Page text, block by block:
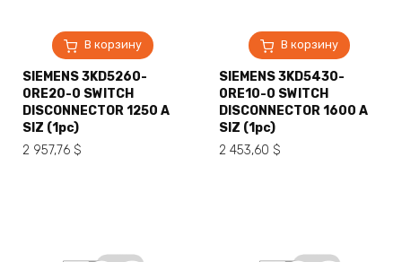
В корзину
SIEMENS 3KD5260-
0RE20-0 SWITCH
DISCONNECTOR 1250 A
SIZ (1pc)
2 957,76 $
В корзину
SIEMENS 3KD5430-
0RE10-0 SWITCH
DISCONNECTOR 1600 A
SIZ (1pc)
2 453,60 $